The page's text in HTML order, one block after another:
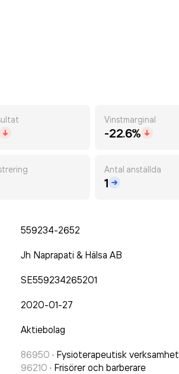
Vinstmarginal
-22.6%
Antal anställda
1
559234-2652
Jh Naprapati & Hälsa AB
SE559234265201
2020-01-27
Aktiebolag
86950 · Fysioterapeutisk verksamhet
96210 · Frisörer och barberare